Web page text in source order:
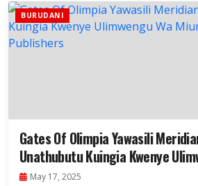
BURUDANI
Gates Of Olimpia Yawasili
Unathubutu Kuingia Kwenye
Miungu?
May 17, 2025